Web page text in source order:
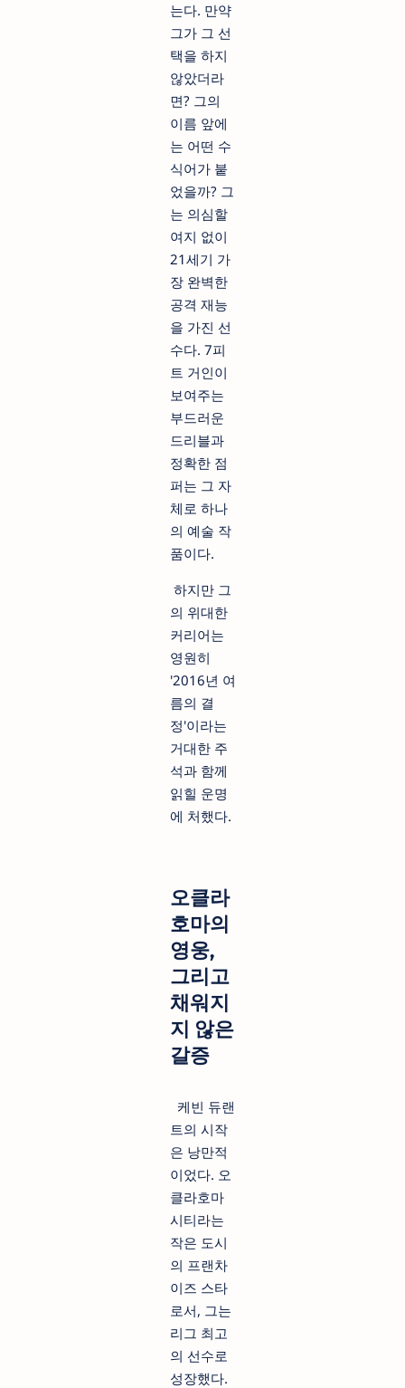
는다. 만약
그가 그 선
택을 하지
않았더라
면? 그의
이름 앞에
는 어떤 수
식어가 붙
었을까? 그
는 의심할
여지 없이
21세기 가
장 완벽한
공격 재능
을 가진 선
수다. 7피
트 거인이
보여주는
부드러운
드리블과
정확한 점
퍼는 그 자
체로 하나
의 예술 작
품이다.
하지만 그
의 위대한
커리어는
영원히
'2016년 여
름의 결
정'이라는
거대한 주
석과 함께
읽힐 운명
에 처했다.
오클라
호마의
영웅,
그리고
채워지
지 않은
갈증
케빈 듀랜
트의 시작
은 낭만적
이었다. 오
클라호마
시티라는
작은 도시
의 프랜차
이즈 스타
로서, 그는
리그 최고
의 선수로
성장했다.